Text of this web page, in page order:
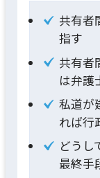
共有者
指す
共有者
は弁護
私道が
れば行
どうし
最終手